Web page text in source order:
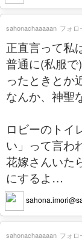
正直言って私
普通に(私服
ったときとか
なんか、神聖
ロビーのトイ
い」って言わ
花嫁さんいた
にするよ…
sahonachaaaaan フォロ
sahonachaaaaan フォロ